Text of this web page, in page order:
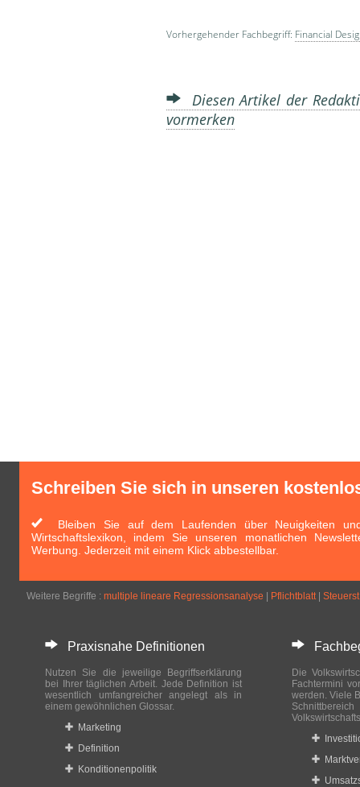
Vorhergehender Fachbegriff: Financial
Diesen Artikel der
vormerken
Schreiben Sie sich in unseren
Bleiben Sie auf dem Laufenden über Neuigkeiten
Wirtschaftslexikon, indem Sie unseren monatlichen
Werbung. Jederzeit mit einem Klick abbestellbar.
Weitere Begriffe : multiple lineare Regressionsanalyse Pflichtblatt|
Praxisnahe Definitionen
Nutzen Sie die jeweilige Begriffserklärung
bei Ihrer täglichen Arbeit. Jede Definition ist
wesentlich umfangreicher angelegt als in
einem gewöhnlichen Glossar.
Marketing
Definition
Konditionenpolitik
Die
Fachtermini
werden. Viele